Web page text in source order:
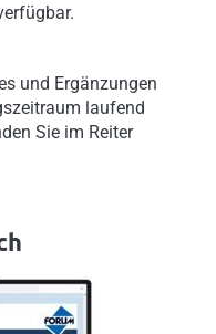
und Ergänzungen
laufend
Sie im Reiter